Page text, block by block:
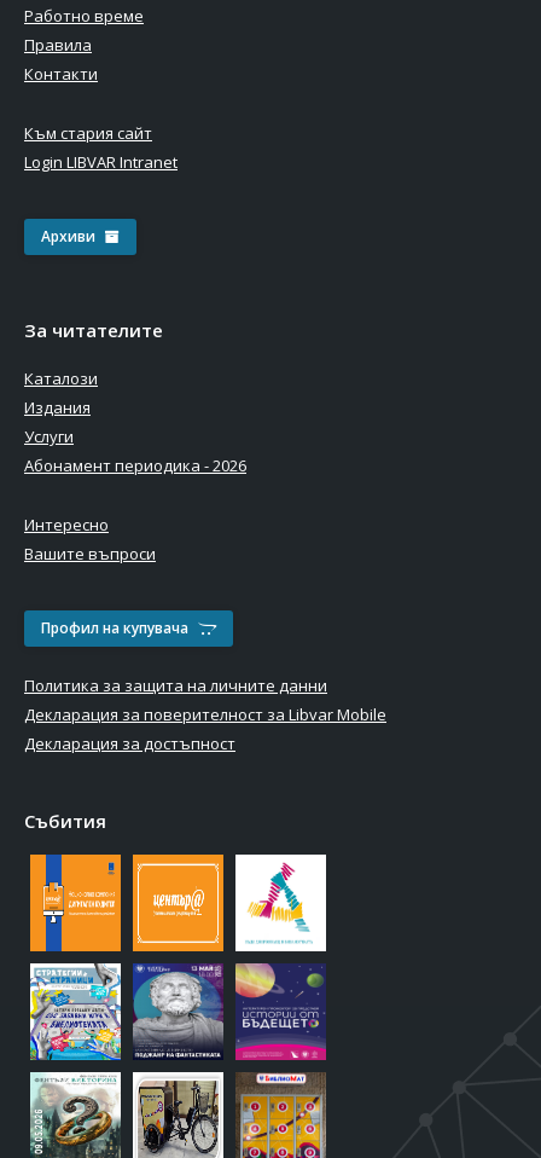
Работно време
Правила
Контакти
Към стария сайт
Login LIBVAR Intranet
Архиви
За читателите
Каталози
Издания
Услуги
Абонамент периодика - 2026
Интересно
Вашите въпроси
Профил на купувача
Политика за защита на личните данни
Декларация за поверителност за Libvar Mobile
Декларация за достъпност
Събития